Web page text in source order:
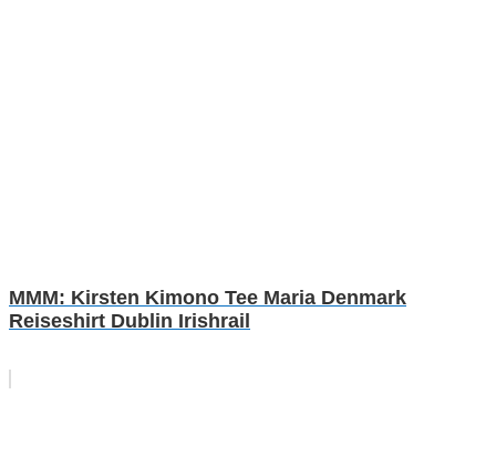
MMM: Kirsten Kimono Tee Maria Denmark
Reiseshirt Dublin Irishrail